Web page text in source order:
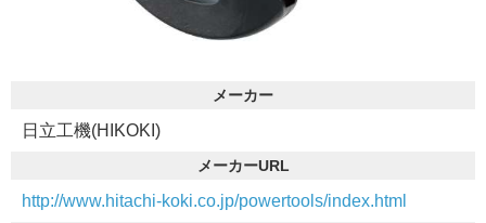
メーカー
日立工機(HIKOKI)
メーカーURL
http://www.hitachi-koki.co.jp/powertools/index.html